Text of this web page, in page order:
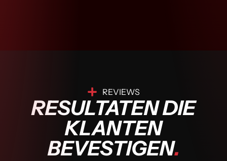
REVIEWS
RESULTATEN DIE
KLANTEN
BEVESTIGEN.